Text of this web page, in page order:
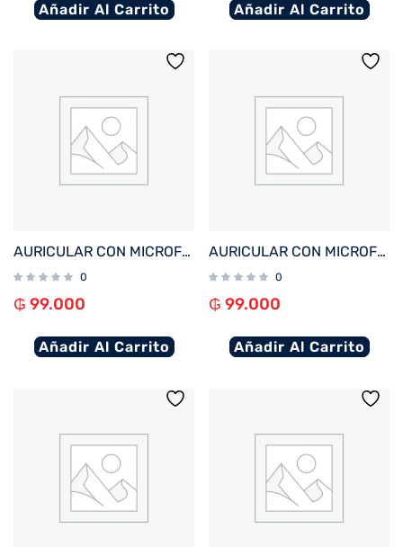
Añadir Al Carrito Añadir Al Carrito
AURICULAR CON MICROFONO FTX E80-BL BT/MIC/ENC/TOUCH/IPX6 AZUL
0
₲ 99.000
Añadir Al Carrito
AURICULAR CON MICROFONO FTX E80-WH BT/MIC/ENC/TOUCH/IPX6 BLANCO
0
₲ 99.000
Añadir Al Carrito